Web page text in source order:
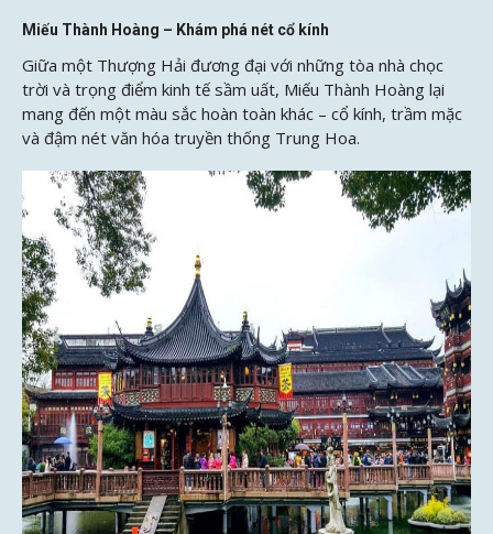
Miếu Thành Hoàng – Khám phá nét cổ kính
Giữa một Thượng Hải đương đại với những tòa nhà chọc
trời và trọng điểm kinh tế sầm uất, Miếu Thành Hoàng lại
mang đến một màu sắc hoàn toàn khác – cổ kính, trầm mặc
và đậm nét văn hóa truyền thống Trung Hoa.